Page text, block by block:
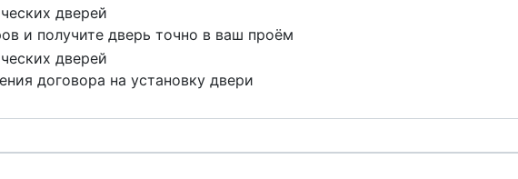
и получите дверь точно в ваш проём
договора на установку двери